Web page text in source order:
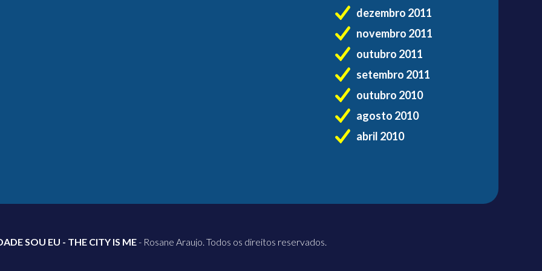
dezembro 2011
novembro 2011
outubro 2011
setembro 2011
outubro 2010
agosto 2010
abril 2010
SOU EU - THE CITY IS ME- Rosane Araujo. Todos os direitos reservados.